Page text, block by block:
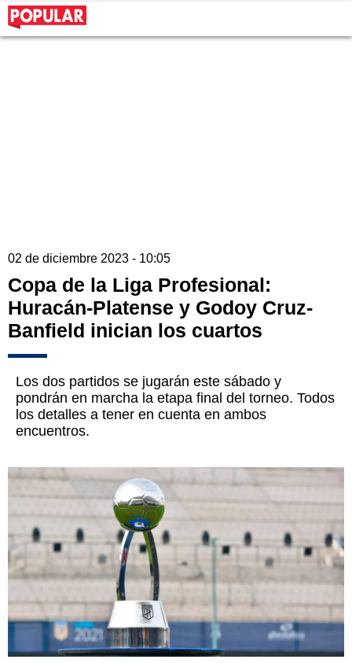
02 de diciembre 2023 - 10:05
Copa de la Liga Profesional:
Huracán-Platense y Godoy Cruz-
Banfield inician los cuartos
Los dos partidos se jugarán este sábado y
pondrán en marcha la etapa final del torneo. Todos
los detalles a tener en cuenta en ambos
encuentros.